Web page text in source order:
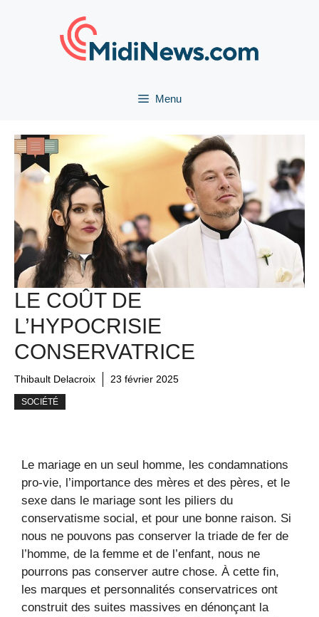
Menu
LE COÛT DE
L’HYPOCRISIE
CONSERVATRICE
Thibault Delacroix 23 février 2025
SOCIÉTÉ
Le mariage en un seul homme, les condamnations
pro-vie, l’importance des mères et des pères, et le
sexe dans le mariage sont les piliers du
conservatisme social, et pour une bonne raison. Si
nous ne pouvons pas conserver la triade de fer de
l’homme, de la femme et de l’enfant, nous ne
pourrons pas conserver autre chose. À cette fin,
les marques et personnalités conservatrices ont
construit des suites massives en dénonçant la